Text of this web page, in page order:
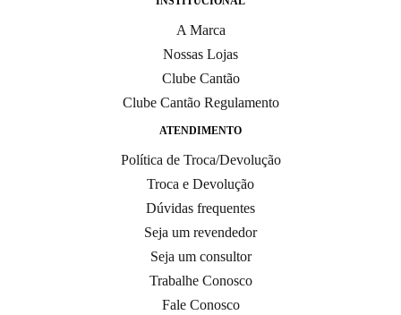
A Marca
Nossas Lojas
Clube Cantão
Clube Cantão Regulamento
ATENDIMENTO
Política de Troca/Devolução
Troca e Devolução
Dúvidas frequentes
Seja um revendedor
Seja um consultor
Trabalhe Conosco
Fale Conosco